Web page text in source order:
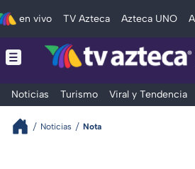
en vivo TV Azteca Azteca UNO
Noticias Turismo Viral y Tendencia
Noticias Nota